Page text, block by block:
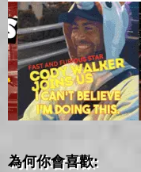
為何你會喜歡: